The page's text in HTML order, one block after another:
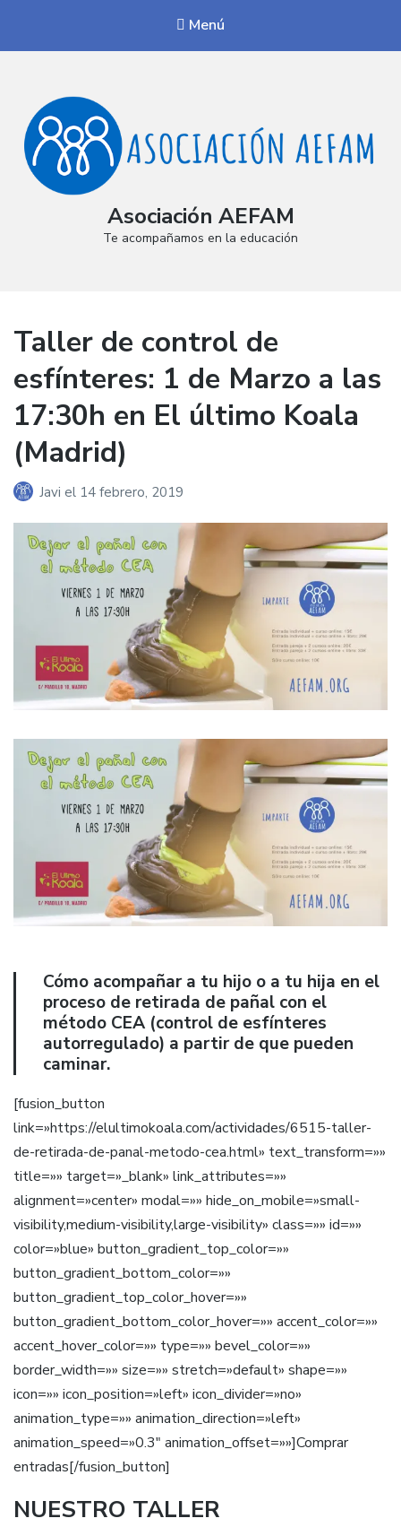
Menú
Asociación AEFAM
Te acompañamos en la educación
Taller de control de
esfínteres: 1 de Marzo a las
17:30h en El último Koala
(Madrid)
Javi el 14 febrero, 2019
Cómo acompañar a tu hijo o a tu hija en el
proceso de retirada de pañal con el
método CEA (control de esfínteres
autorregulado) a partir de que pueden
caminar.
[fusion_button
link=»https://elultimokoala.com/actividades/6515-taller-
de-retirada-de-panal-metodo-cea.html» text_transform=»»
title=»» target=»_blank» link_attributes=»»
alignment=»center» modal=»» hide_on_mobile=»small-
visibility,medium-visibility,large-visibility» class=»» id=»»
color=»blue» button_gradient_top_color=»»
button_gradient_bottom_color=»»
button_gradient_top_color_hover=»»
button_gradient_bottom_color_hover=»» accent_color=»»
accent_hover_color=»» type=»» bevel_color=»»
border_width=»» size=»» stretch=»default» shape=»»
icon=»» icon_position=»left» icon_divider=»no»
animation_type=»» animation_direction=»left»
animation_speed=»0.3″ animation_offset=»»]Comprar
entradas[/fusion_button]
NUESTRO TALLER